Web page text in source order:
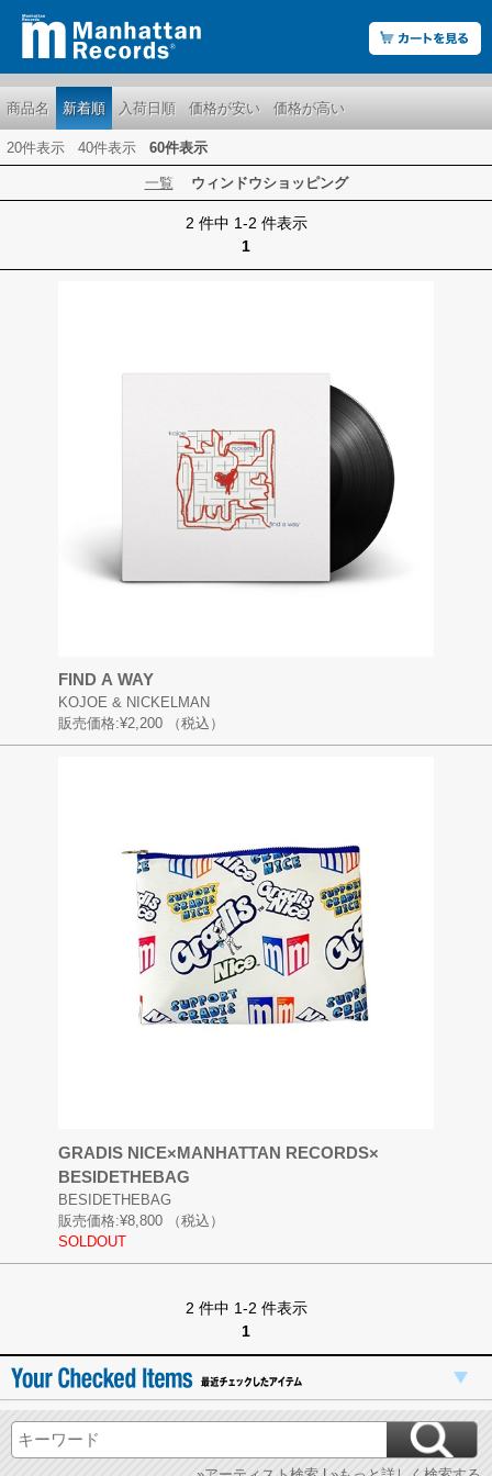
商品名 新着順 入荷日順 価格が安い 価格が高い
20件表示 40件表示 60件表示
一覧 ウィンドウショッピング
2 件中 1-2 件表示
1
FIND A WAY
KOJOE & NICKELMAN
販売価格:¥2,200 （税込）
GRADIS NICE×MANHATTAN RECORDS×
BESIDETHEBAG
BESIDETHEBAG
販売価格:¥8,800
（税込）
SOLDOUT
2 件中 1-2 件表示
1